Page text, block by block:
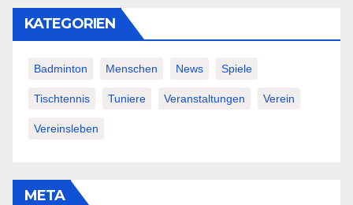
KATEGORIEN
Badminton Menschen News Spiele
Tischtennis Tuniere Veranstaltungen Verein
Vereinsleben
META